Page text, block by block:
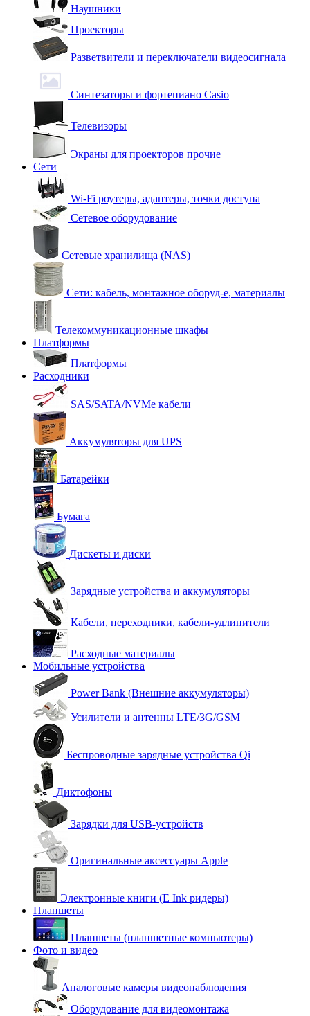
Наушники
Проекторы
Разветвители и переключатели видеосигнала
Синтезаторы и фортепиано Casio
Телевизоры
Экраны для проекторов прочие
Сети
Wi-Fi роутеры, адаптеры, точки доступа
Сетевое оборудование
Сетевые хранилища (NAS)
Сети: кабель, монтажное оборуд-е, материалы
Телекоммуникационные шкафы
Платформы
Платформы
Расходники
SAS/SATA/NVMe кабели
Аккумуляторы для UPS
Батарейки
Бумага
Дискеты и диски
Зарядные устройства и аккумуляторы
Кабели, переходники, кабели-удлинители
Расходные материалы
Мобильные устройства
Power Bank (Внешние аккумуляторы)
Усилители и антенны LTE/3G/GSM
Беспроводные зарядные устройства Qi
Диктофоны
Зарядки для USB-устройств
Оригинальные аксессуары Apple
Электронные книги (E Ink ридеры)
Планшеты
Планшеты (планшетные компьютеры)
Фото и видео
Аналоговые камеры видеонаблюдения
Оборудование для видеомонтажа